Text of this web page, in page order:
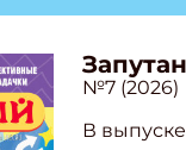
№7 (2026)
В